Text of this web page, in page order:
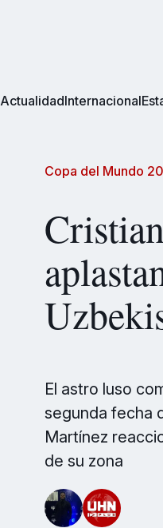
ActualidadInternacional
Copa del Mundo
El astro luso
segunda fecha
Martínez
de su zona